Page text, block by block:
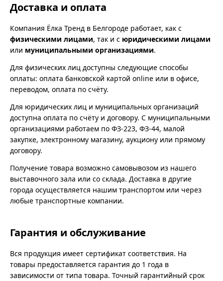
Доставка и оплата
Компания Ёлка Тренд в Белгороде работает, как с
физическими лицами, так и с юридическими лицами
или муниципальными организациями.
Для физических лиц доступны следующие способы
оплаты: оплата банковской картой online или в офисе,
переводом, оплата по счёту.
Для юридических лиц и муниципальных организаций
доступна оплата по счёту и договору. С муниципальными
организациями работаем по ФЗ-223, ФЗ-44, малой
закупке, электронному магазину, аукциону или прямому
договору.
Получение товара возможно самовывозом из нашего
выставочного зала или со склада. Доставка в другие
города осуществляется нашим транспортом или через
любые транспортные компании.
Гарантия и обслуживание
Вся продукция имеет сертификат соответствия. На
товары предоставляется гарантия до 1 года в
зависимости от типа товара. Точный гарантийный срок